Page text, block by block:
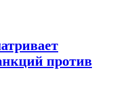
против